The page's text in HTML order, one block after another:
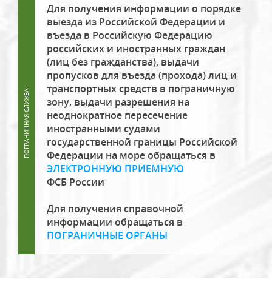
Для получения информации о порядке
выезда из Российской Федерации и
въезда в Российскую Федерацию
российских и иностранных граждан
(лиц без гражданства), выдачи
пропусков для въезда (прохода) лиц и
транспортных средств в пограничную
зону, выдачи разрешения на
неоднократное пересечение
иностранными судами
государственной границы Российской
Федерации на море обращаться в
ЭЛЕКТРОННУЮ ПРИЕМНУЮ
ФСБ России
Для получения справочной
информации обращаться в
ПОГРАНИЧНЫЕ ОРГАНЫ